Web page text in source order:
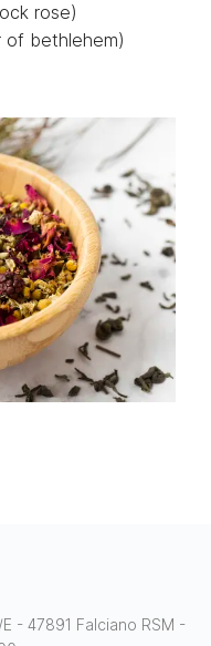
rose)
of bethlehem)
- 47891 Falciano RSM -